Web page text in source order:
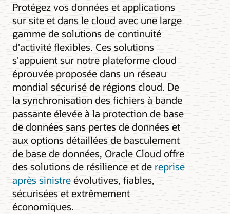
Protégez vos données et applications
sur site et dans le cloud avec une large
gamme de solutions de continuité
d'activité flexibles. Ces solutions
s'appuient sur notre plateforme cloud
éprouvée proposée dans un réseau
mondial sécurisé de régions cloud. De
la synchronisation des fichiers à bande
passante élevée à la protection de base
de données sans pertes de données et
aux options détaillées de basculement
de base de données, Oracle Cloud offre
des solutions de résilience et de reprise
après sinistre évolutives, fiables,
sécurisées et extrêmement
économiques.